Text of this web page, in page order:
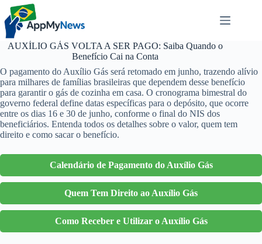
Pular
para
conteúdo
AUXÍLIO GÁS VOLTA A SER PAGO: Saiba Quando o
Benefício Cai na Conta
O pagamento do Auxílio Gás será retomado em junho, trazendo alívio
para milhares de famílias brasileiras que dependem desse benefício
para garantir o gás de cozinha em casa. O cronograma bimestral do
governo federal define datas específicas para o depósito, que ocorre
entre os dias 16 e 30 de junho, conforme o final do NIS dos
beneficiários. Entenda todos os detalhes sobre o valor, quem tem
direito e como sacar o benefício.
Calendário de Pagamento do Auxílio Gás
Quem Tem Direito ao Auxílio Gás
Como Receber e Utilizar o Auxílio Gás